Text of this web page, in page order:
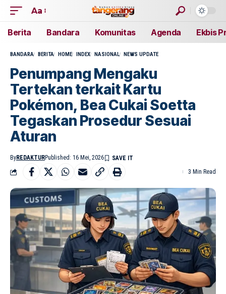
Aa
Berita Bandara Komunitas Agenda Ekbis
BANDARA BERITA HOME INDEX NASIONAL NEWS UPDATE
Penumpang Mengaku
Tertekan terkait Kartu
Pokémon, Bea Cukai Soetta
Tegaskan Prosedur Sesuai
Aturan
ByREDAKTURPublished: 16 Mei, 2026
3 Min Read